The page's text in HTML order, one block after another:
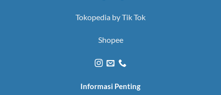
Tokopedia by Tik Tok
Shopee
Informasi Penting